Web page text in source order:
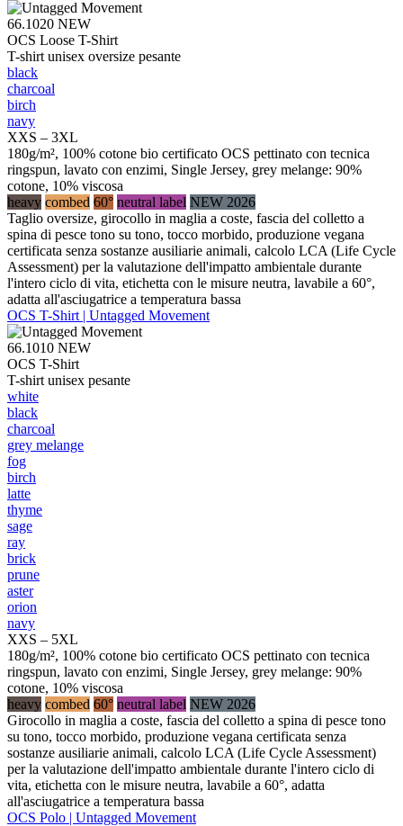
66.1020 NEW
OCS Loose T-Shirt
T-shirt unisex oversize pesante
black
charcoal
birch
navy
XXS – 3XL
180g/m², 100% cotone bio certificato OCS pettinato con tecnica
ringspun, lavato con enzimi, Single Jersey, grey melange: 90%
cotone, 10% viscosa
heavy combed 60° neutral label NEW 2026
Taglio oversize, girocollo in maglia a coste, fascia del colletto a
spina di pesce tono su tono, tocco morbido, produzione vegana
certificata senza sostanze ausiliarie animali, calcolo LCA (Life Cycle
Assessment) per la valutazione dell'impatto ambientale durante
l'intero ciclo di vita, etichetta con le misure neutra, lavabile a 60°,
adatta all'asciugatrice a temperatura bassa
OCS T-Shirt | Untagged Movement
66.1010 NEW
OCS T-Shirt
T-shirt unisex pesante
white
black
charcoal
grey melange
fog
birch
latte
thyme
sage
ray
brick
prune
aster
orion
navy
XXS – 5XL
180g/m², 100% cotone bio certificato OCS pettinato con tecnica
ringspun, lavato con enzimi, Single Jersey, grey melange: 90%
cotone, 10% viscosa
heavy combed 60° neutral label NEW 2026
Girocollo in maglia a coste, fascia del colletto a spina di pesce tono
su tono, tocco morbido, produzione vegana certificata senza
sostanze ausiliarie animali, calcolo LCA (Life Cycle Assessment)
per la valutazione dell'impatto ambientale durante l'intero ciclo di
vita, etichetta con le misure neutra, lavabile a 60°, adatta
all'asciugatrice a temperatura bassa
OCS Polo | Untagged Movement